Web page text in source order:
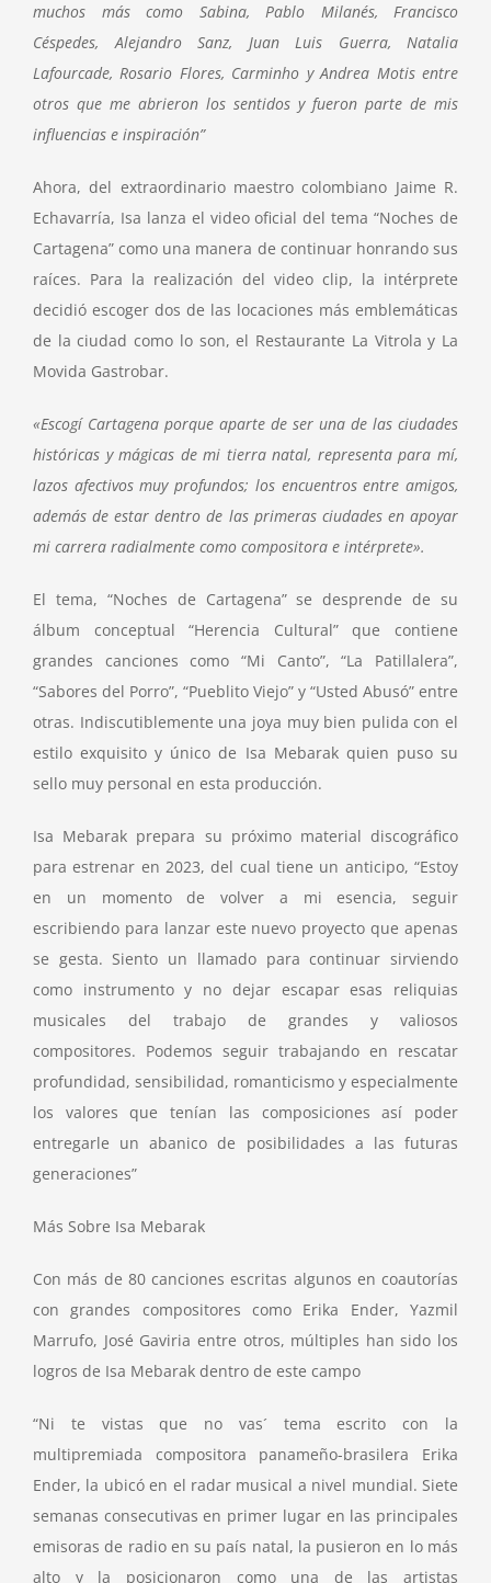
muchos más como Sabina, Pablo Milanés, Francisco
Céspedes, Alejandro Sanz, Juan Luis Guerra, Natalia
Lafourcade, Rosario Flores, Carminho y Andrea Motis entre
otros que me abrieron los sentidos y fueron parte de mis
influencias e inspiración”
Ahora, del extraordinario maestro colombiano Jaime R.
Echavarría, Isa lanza el video oficial del tema “Noches de
Cartagena” como una manera de continuar honrando sus
raíces. Para la realización del video clip, la intérprete
decidió escoger dos de las locaciones más emblemáticas
de la ciudad como lo son, el Restaurante La Vitrola y La
Movida Gastrobar.
«Escogí Cartagena porque aparte de ser una de las ciudades
históricas y mágicas de mi tierra natal, representa para mí,
lazos afectivos muy profundos; los encuentros entre amigos,
además de estar dentro de las primeras ciudades en apoyar
mi carrera radialmente como compositora e intérprete».
El tema, “Noches de Cartagena” se desprende de su
álbum conceptual “Herencia Cultural” que contiene
grandes canciones como “Mi Canto”, “La Patillalera”,
“Sabores del Porro”, “Pueblito Viejo” y “Usted Abusó” entre
otras. Indiscutiblemente una joya muy bien pulida con el
estilo exquisito y único de Isa Mebarak quien puso su
sello muy personal en esta producción.
Isa Mebarak prepara su próximo material discográfico
para estrenar en 2023, del cual tiene un anticipo, “Estoy
en un momento de volver a mi esencia, seguir
escribiendo para lanzar este nuevo proyecto que apenas
se gesta. Siento un llamado para continuar sirviendo
como instrumento y no dejar escapar esas reliquias
musicales del trabajo de grandes y valiosos
compositores. Podemos seguir trabajando en rescatar
profundidad, sensibilidad, romanticismo y especialmente
los valores que tenían las composiciones así poder
entregarle un abanico de posibilidades a las futuras
generaciones”
Más Sobre Isa Mebarak
Con más de 80 canciones escritas algunos en coautorías
con grandes compositores como Erika Ender, Yazmil
Marrufo, José Gaviria entre otros, múltiples han sido los
logros de Isa Mebarak dentro de este campo
“Ni te vistas que no vas´ tema escrito con la
multipremiada compositora panameño-brasilera Erika
Ender, la ubicó en el radar musical a nivel mundial. Siete
semanas consecutivas en primer lugar en las principales
emisoras de radio en su país natal, la pusieron en lo más
alto y la posicionaron como una de las artistas